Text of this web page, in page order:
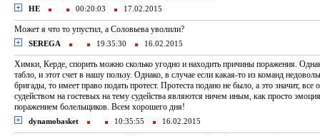
НЕ 00:20:03 17.02.2015
Может я что то упустил, а Соловьева уволили?
SEREGA 19:35:30 16.02.2015
Химки, Керде, спорить можно сколько угодно и находить причины поражения.
табло, и этот счет в нашу пользу. Однако, в случае если какая-то из команд
бригады, то имеет право подать протест. Протеста подано не было, а это значит,
судейством на гостевых на тему судейства являются ничем иным, как просто
поражением болельщиков. Всем хорошего дня!
dynamobasket 10:35:55 16.02.2015